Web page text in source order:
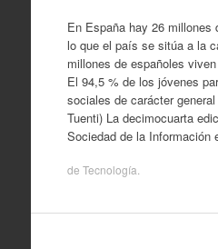
En España hay 26 millones
lo que el país se sitúa a la
millones de españoles
El 94,5 % de los jóvenes
sociales de carácter
Tuenti) La decimocuarta
Sociedad de la Información
de Tecnología